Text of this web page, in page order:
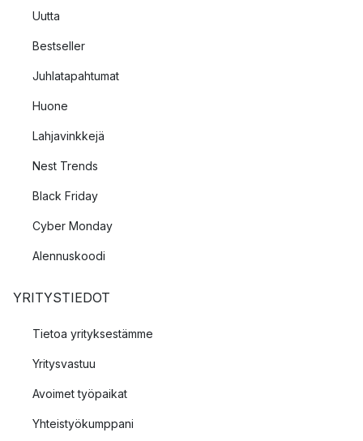
Uutta
Bestseller
Juhlatapahtumat
Huone
Lahjavinkkejä
Nest Trends
Black Friday
Cyber Monday
Alennuskoodi
YRITYSTIEDOT
Tietoa yrityksestämme
Yritysvastuu
Avoimet työpaikat
Yhteistyökumppani